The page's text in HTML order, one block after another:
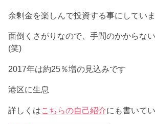
余剰金を楽しんで投資する事にしていま
面倒くさがりなので、手間のかからな
(笑)
2017年は約25％増の見込みです
港区に生息
詳しくはこちらの自己紹介にも書いて